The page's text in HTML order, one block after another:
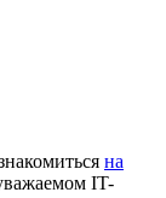
на
IT-